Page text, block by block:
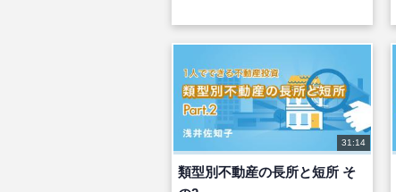
31:14
類型別不動産の長所と短所 そ